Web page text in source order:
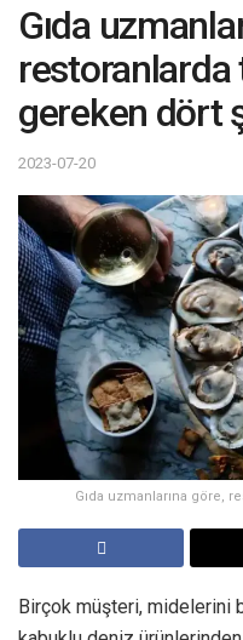
Gıda
gereken dört
2023-07-20
Gıda uzmanlarına göre,
Birçok müşteri, midelerini